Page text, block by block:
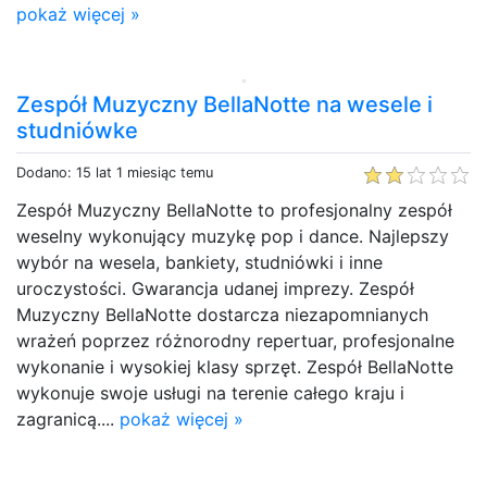
pokaż więcej »
Zespół Muzyczny BellaNotte na wesele i
studniówke
Dodano: 15 lat 1 miesiąc temu
Zespół Muzyczny BellaNotte to profesjonalny zespół
weselny wykonujący muzykę pop i dance. Najlepszy
wybór na wesela, bankiety, studniówki i inne
uroczystości. Gwarancja udanej imprezy. Zespół
Muzyczny BellaNotte dostarcza niezapomnianych
wrażeń poprzez różnorodny repertuar, profesjonalne
wykonanie i wysokiej klasy sprzęt. Zespół BellaNotte
wykonuje swoje usługi na terenie całego kraju i
zagranicą.... pokaż więcej »